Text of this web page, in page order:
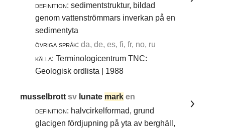
definition: sedimentstruktur, bildad
genom vattenströmmars inverkan på en
sedimentyta
övriga språk: da, de, es, fi, fr, no, ru
källa: Terminologicentrum TNC:
Geologisk ordlista | 1988
musselbrottsv lunate mark en
definition: halvcirkelformad, grund
glacigen fördjupning på yta av berghäll,